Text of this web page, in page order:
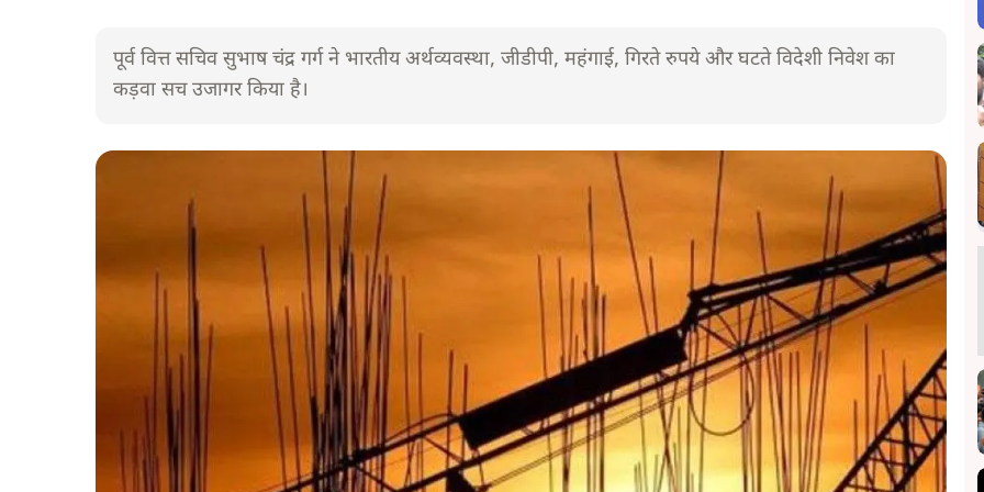
पूर्व वित्त सचिव सुभाष चंद्र गर्ग ने भारतीय अर्थव्यवस्था, जीडीपी, महंगाई, गिरते रुपये और घटते विदेशी निवेश का
कड़वा सच उजागर किया है।